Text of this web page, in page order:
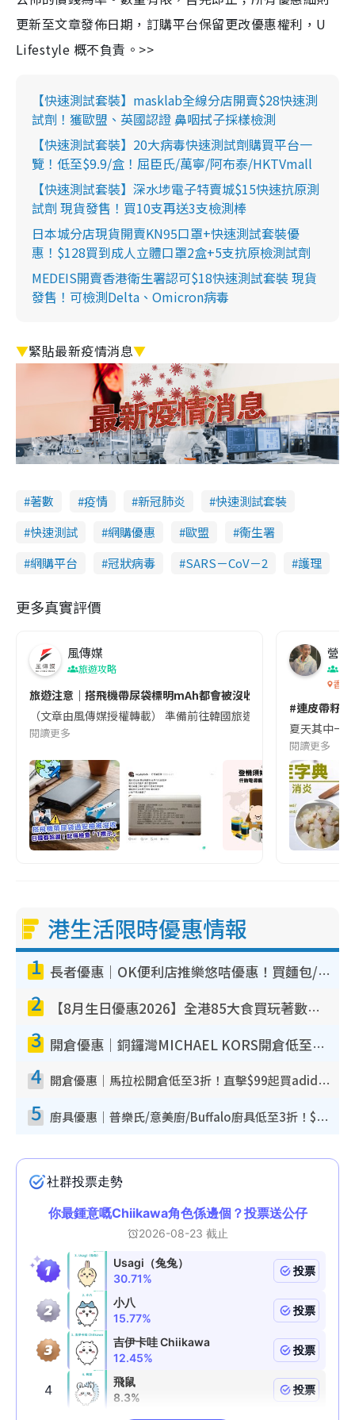
更新至文章發佈日期，訂購平台保留更改優惠權利，U
Lifestyle 概不負責。>>
【快速測試套裝】masklab全線分店開賣$28快速測
試劑！獲歐盟、英國認證 鼻咽拭子採樣檢測
【快速測試套裝】20大病毒快速測試劑購買平台一
覽！低至$9.9/盒！屈臣氏/萬寧/阿布泰/HKTVmall
【快速測試套裝】深水埗電子特賣城$15快速抗原測
試劑 現貨發售！買10支再送3支檢測棒
日本城分店現貨開賣KN95口罩+快速測試套裝優
惠！$128買到成人立體口罩2盒+5支抗原檢測試劑
MEDEIS開賣香港衛生署認可$18快速測試套裝 現貨
發售！可檢測Delta、Omicron病毒
▼緊貼最新疫情消息▼
著數 疫情 新冠肺炎
快速測試套裝
快速測試
網購優惠 歐盟
衞生署
網購平台
冠狀病毒 SARS－CoV－2 護理
更多真實評價
風傳媒
旅遊攻略
旅遊注意｜搭飛機帶尿袋標明mAh都會被沒收😱出發前切記檢查
（文章由風傳媒授權轉載） 準備前往韓國旅遊的民眾，近期要
閱讀更多
營養
香港
#連皮帶籽
夏天其中一
閱讀更多
港生活限時優惠情報
1 長者優惠｜OK便利店推樂悠咭優惠！買麵包/牛奶/保健品拍卡即減
2 【8月生日優惠2026】全港85大食買玩著數攻略 自助餐/火鍋放題同行免費＋誠品/DONKI送現金券
3 開倉優惠｜銅鑼灣MICHAEL KORS開倉低至17折！直擊$500起買手袋/銀包/鞋款 必買經典Jet Set系列
4 開倉優惠｜馬拉松開倉低至3折！直擊$99起買adidas／New Balance／Puma鞋款 STANLEY保溫杯劈價至$119起
5 廚具優惠｜普樂氏/意美廚/Buffalo廚具低至3折！$89起買煎鍋／炒鑊／個人鍋 同場小家電激減至$99起